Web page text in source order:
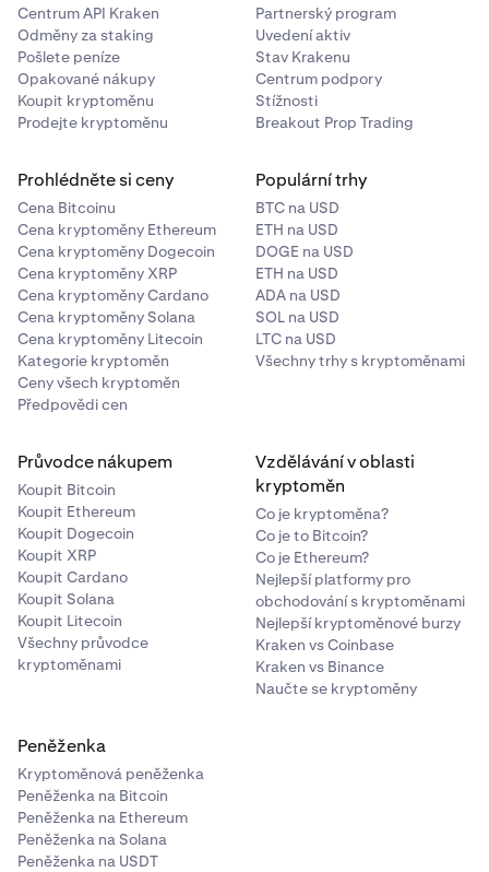
Centrum API Kraken
Odměny za staking
Pošlete peníze
Opakované nákupy
Koupit kryptoměnu
Prodejte kryptoměnu
Partnerský program
Uvedení aktiv
Stav Krakenu
Centrum podpory
Stížnosti
Breakout Prop Trading
Prohlédněte si ceny
Cena Bitcoinu
Cena kryptoměny Ethereum
Cena kryptoměny Dogecoin
Cena kryptoměny XRP
Cena kryptoměny Cardano
Cena kryptoměny Solana
Cena kryptoměny Litecoin
Kategorie kryptoměn
Ceny všech kryptoměn
Předpovědi cen
Populární trhy
BTC na USD
ETH na USD
DOGE na USD
ETH na USD
ADA na USD
SOL na USD
LTC na USD
Všechny trhy s kryptoměnami
Průvodce nákupem
Koupit Bitcoin
Koupit Ethereum
Koupit Dogecoin
Koupit XRP
Koupit Cardano
Koupit Solana
Koupit Litecoin
Všechny průvodce
kryptoměnami
Vzdělávání v oblasti
kryptoměn
Co je kryptoměna?
Co je to Bitcoin?
Co je Ethereum?
Nejlepší platformy pro
obchodování s kryptoměnami
Nejlepší kryptoměnové burzy
Kraken vs Coinbase
Kraken vs Binance
Naučte se kryptoměny
Peněženka
Kryptoměnová peněženka
Peněženka na Bitcoin
Peněženka na Ethereum
Peněženka na Solana
Peněženka na USDT